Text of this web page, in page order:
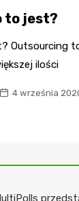
to jest?
Outsourcing
ilości
4 września